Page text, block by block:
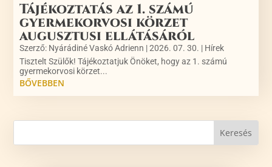
Tájékoztatás az 1. számú
gyermekorvosi körzet
augusztusi ellátásáról
Szerző: Nyárádiné Vaskó Adrienn |2026. 07. 30. | Hírek
Tisztelt Szülők! Tájékoztatjuk Önöket, hogy az 1. számú
gyermekorvosi körzet...
BŐVEBBEN